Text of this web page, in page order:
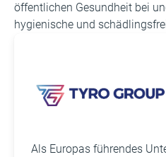
öffentlichen Gesundheit bei
hygienische und
Als Europas führendes